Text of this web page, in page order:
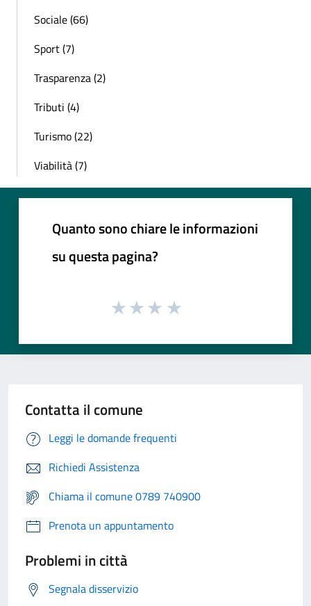
Sociale (66)
Sport (7)
Trasparenza (2)
Tributi (4)
Turismo (22)
Viabilità (7)
Quanto sono chiare le informazioni
su questa pagina?
Contatta il comune
Leggi le domande frequenti
Richiedi Assistenza
Chiama il comune 0789 740900
Prenota un appuntamento
Problemi in città
Segnala disservizio